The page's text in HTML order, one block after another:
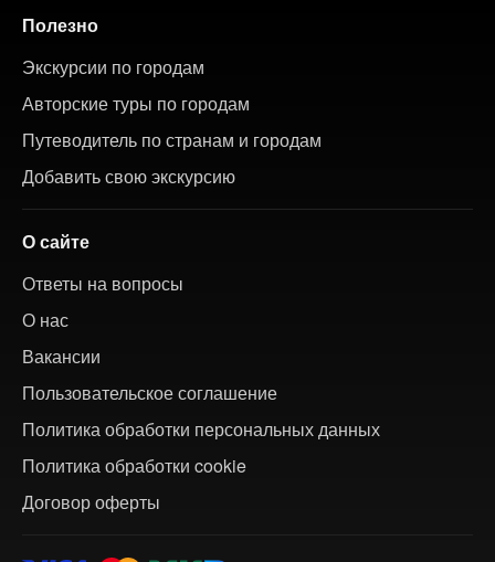
Полезно
Экскурсии по городам
Авторские туры по городам
Путеводитель по странам и городам
Добавить свою экскурсию
О сайте
Ответы на вопросы
О нас
Вакансии
Пользовательское соглашение
Политика обработки персональных данных
Политика обработки cookie
Договор оферты